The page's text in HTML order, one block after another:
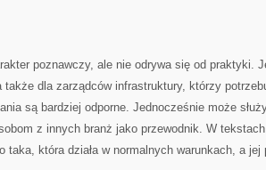
poznawczy, ale nie odrywa się od praktyki.
także dla zarządców infrastruktury, którzy
są bardziej odporne. Jednocześnie może
z innych branż jako przewodnik. W
taka, która działa w normalnych warunkach, a jej